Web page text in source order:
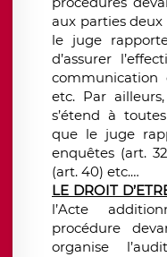
aux parties
le juge
d’assurer
communication
etc. Par
s’étend à
que le juge
enquêtes (art.
(art. 40) etc.…
LE DROIT
l’Acte
procédure
organise